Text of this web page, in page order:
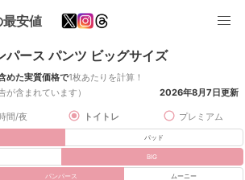
最安値
パース パンツ ビッグサイズ
めた実質価格で1枚あたりを計算！
含まれています）
2026年8月7日更新
間/夜 トイトレ プレミアム
パッド
BIG
パンパース ムーニー